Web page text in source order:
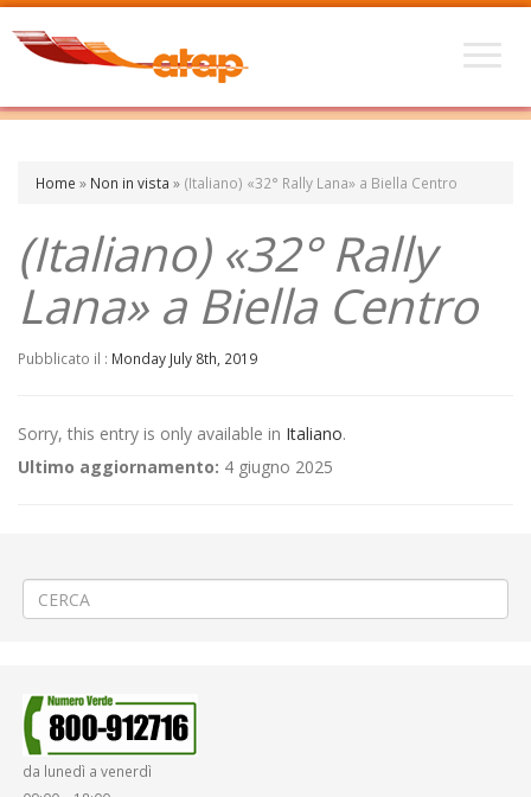
Home » Non in vista » (Italiano) «32° Rally Lana» a Biella Centro
(Italiano) «32° Rally
Lana» a Biella Centro
Pubblicato il : Monday July 8th, 2019
Sorry, this entry is only available in Italiano.
Ultimo aggiornamento: 4 giugno 2025
da lunedì a venerdì